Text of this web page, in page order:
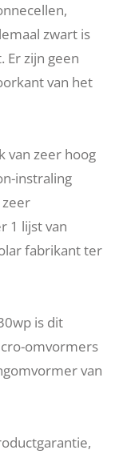
zwart is
Er zijn geen
van het
van zeer hoog
instraling
zeer
1 lijst van
fabrikant ter
is dit
omvormers
van